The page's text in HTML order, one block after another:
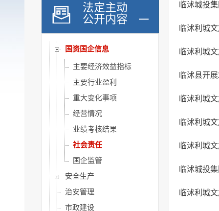
法定主动
公开内容
市场监管
稳岗就业
国资国企信息
主要经济效益指标
主要行业盈利
重大变化事项
经营情况
业绩考核结果
社会责任
国企监管
安全生产
治安管理
市政建设
临沭城投
临沭利城
临沭利城
临沭县开
临沭利城
临沭利城
临沭利城
临沭城投
临沭利城